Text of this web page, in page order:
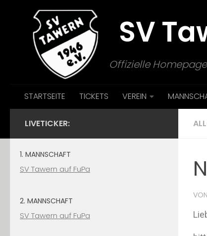
Zum Inhalt springen SV
Offizielle
STARTSEITE TICKETS VEREIN
VON
LIVETICKER:
1. MANNSCHAFT
SV Tawern auf FuPa
2. MANNSCHAFT
SV Tawern auf FuPa